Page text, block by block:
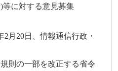
に対する意見募集
20日、情報通信行政・
の一部を改正する省令